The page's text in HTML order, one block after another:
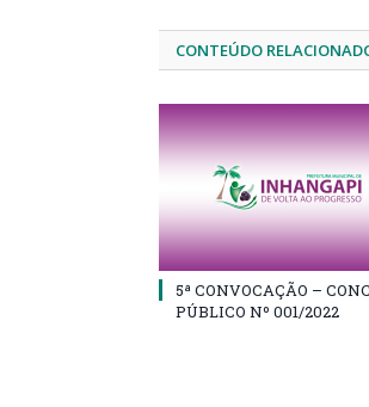
CONTEÚDO
5ª CONVOCAÇÃO –
PÚBLICO Nº 001/2022